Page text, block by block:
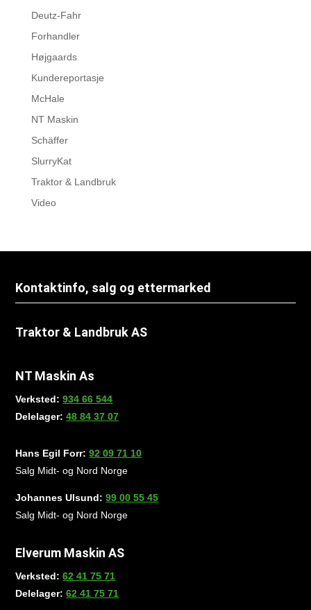
Deutz-Fahr
Forhandler
Højgaards
Kundereportasje
McHale
NT Maskin
Schäffer
SlurryKat
Traktor & Landbruk
Video
Kontaktinfo, salg og ettermarked
Traktor & Landbruk AS
NT Maskin As
Verksted:934 66 544
Delelager:48 84 37 07
Hans Egil Forr:92 09 71 10
Salg Midt- og Nord Norge
Johannes Ulsund:99 00 55 45
Salg Midt- og Nord Norge
Elverum Maskin AS
Verksted:62 41 75 71
Delelager:62 41 75 71